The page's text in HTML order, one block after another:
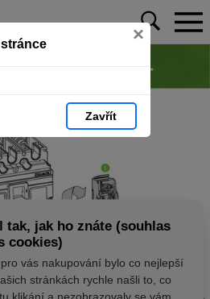
×
Zavřít
tak, jak ho znáte (souhlas
cookies)
vás nakupování bylo co nejlepší
stránkách rychle našli to, co
klikání a nezobrazovaly se vám